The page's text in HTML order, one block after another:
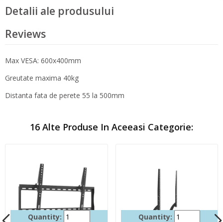
Detalii ale produsului
Reviews
Max VESA: 600x400mm
Greutate maxima 40kg
Distanta fata de perete 55 la 500mm
16 Alte Produse In Aceeasi Categorie:
Quantity: Quantity: